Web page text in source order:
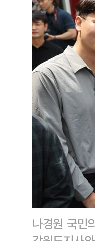
나경원 국민